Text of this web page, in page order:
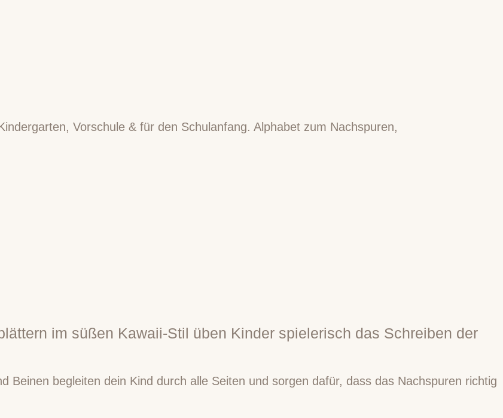
Vorschule & für den Schulanfang. Alphabet zum Nachspuren,
im süßen Kawaii-Stil üben Kinder spielerisch das Schreiben der
Beinen begleiten dein Kind durch alle Seiten und sorgen dafür, dass das Nachspuren richtig